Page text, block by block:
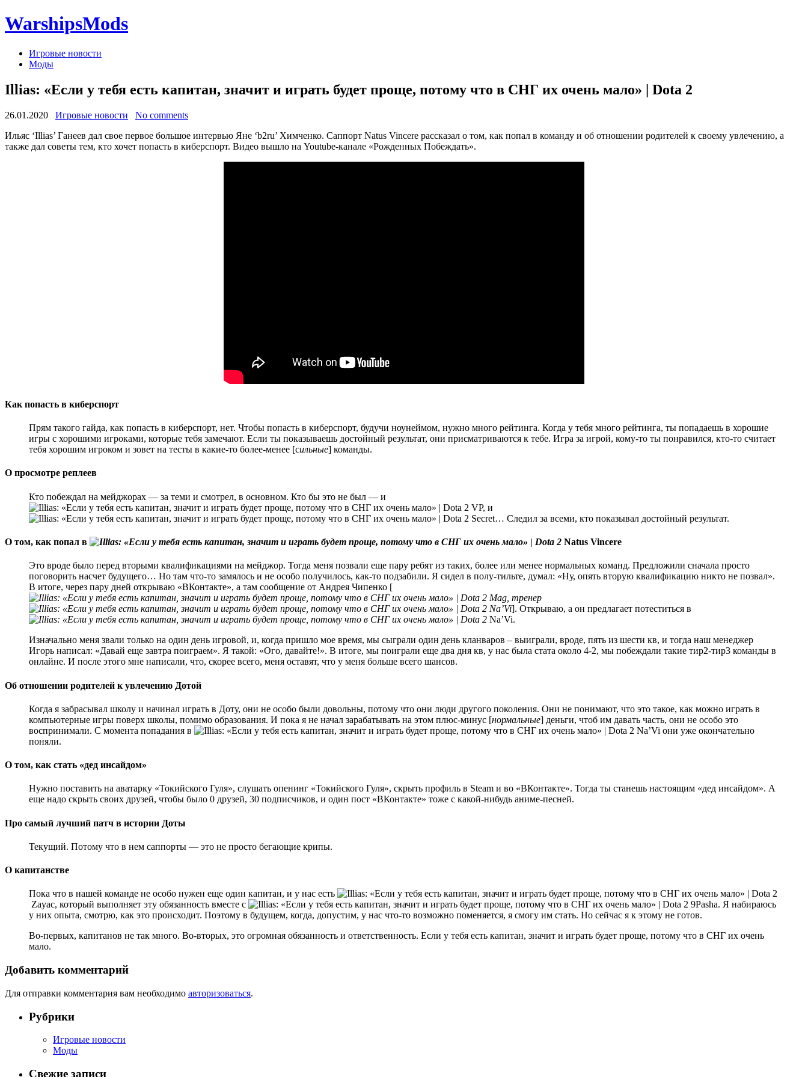
WarshipsMods
Игровые новости
Моды
Illias: «Если у тебя есть капитан, значит и играть будет проще, потому что в СНГ их очень мало» | Dota 2
26.01.2020 Игровые новости
No comments
Ильяс ‘Illias’ Ганеев дал свое первое большое интервью Яне ‘b2ru’ Химченко. Саппорт Natus Vincere рассказал о том, как попал в команду и об отношении родителей к своему увлечению, а
также дал советы тем, кто хочет попасть в киберспорт. Видео вышло на Youtube-канале «Рожденных Побеждать».
Как попасть в киберспорт
Прям такого гайда, как попасть в киберспорт, нет. Чтобы попасть в киберспорт, будучи ноунеймом, нужно много рейтинга. Когда у тебя много рейтинга, ты попадаешь в хорошие
игры с хорошими игроками, которые тебя замечают. Если ты показываешь достойный результат, они присматриваются к тебе. Игра за игрой, кому-то ты понравился, кто-то считает
тебя хорошим игроком и зовет на тесты в какие-то более-менее [сильные] команды.
О просмотре реплеев
Кто побеждал на мейджорах — за теми и смотрел, в основном. Кто бы это не был — и
VP, и
Secret… Следил за всеми, кто показывал достойный результат.
О том, как попал в Natus Vincere
Это вроде было перед вторыми квалификациями на мейджор. Тогда меня позвали еще пару ребят из таких, более или менее нормальных команд. Предложили сначала просто
поговорить насчет будущего… Но там что-то замялось и не особо получилось, как-то подзабили. Я сидел в полу-тильте, думал: «Ну, опять вторую квалификацию никто не позвал».
В итоге, через пару дней открываю «ВКонтакте», а там сообщение от Андрея Чипенко [
Mag, тренер
Na’Vi]. Открываю, а он предлагает потеститься в
Na’Vi.
Изначально меня звали только на один день игровой, и, когда пришло мое время, мы сыграли один день кланваров – выиграли, вроде, пять из шести кв, и тогда наш менеджер
Игорь написал: «Давай еще завтра поиграем». Я такой: «Ого, давайте!». В итоге, мы поиграли еще два дня кв, у нас была стата около 4-2, мы побеждали такие тир2-тир3 команды в
онлайне. И после этого мне написали, что, скорее всего, меня оставят, что у меня больше всего шансов.
Об отношении родителей к увлечению Дотой
Когда я забрасывал школу и начинал играть в Доту, они не особо были довольны, потому что они люди другого поколения. Они не понимают, что это такое, как можно играть в
компьютерные игры поверх школы, помимо образования. И пока я не начал зарабатывать на этом плюс-минус [нормальные] деньги, чтоб им давать часть, они не особо это
воспринимали. С момента попадания в
Na’Vi они уже окончательно
поняли.
О том, как стать «дед инсайдом»
Нужно поставить на аватарку «Токийского Гуля», слушать опенинг «Токийского Гуля», скрыть профиль в Steam и во «ВКонтакте». Тогда ты станешь настоящим «дед инсайдом». А
еще надо скрыть своих друзей, чтобы было 0 друзей, 30 подписчиков, и один пост «ВКонтакте» тоже с какой-нибудь аниме-песней.
Про самый лучший патч в истории Доты
Текущий. Потому что в нем саппорты — это не просто бегающие крипы.
О капитанстве
Пока что в нашей команде не особо нужен еще один капитан, и у нас есть
Zayac, который выполняет эту обязанность вместе с
9Pasha. Я набираюсь
у них опыта, смотрю, как это происходит. Поэтому в будущем, когда, допустим, у нас что-то возможно поменяется, я смогу им стать. Но сейчас я к этому не готов.
Во-первых, капитанов не так много. Во-вторых, это огромная обязанность и ответственность. Если у тебя есть капитан, значит и играть будет проще, потому что в СНГ их очень
мало.
Добавить комментарий
Для отправки комментария вам необходимо авторизоваться.
Рубрики
Игровые новости
Моды
Свежие записи